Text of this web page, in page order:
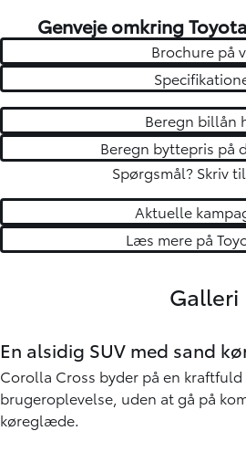
Genveje omkring
Brochure på
Beregn billån
Beregn byttepris på
Spørgsmål? Skriv
Aktuelle
Læs mere på
Galleri
En alsidig SUV med sand
Corolla Cross byder på en
brugeroplevelse, uden at gå på
køreglæde.